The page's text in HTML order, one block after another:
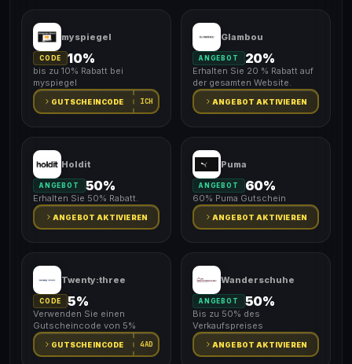
myspiegel
CODE 10%
bis zu 10% Rabatt bei
myspiegel
GUTSCHEINCODE ICH
Glambou
ANGEBOT 20%
Erhalten Sie 20 % Rabatt auf
der gesamten Website.
ANGEBOT AKTIVIEREN
Holdit
ANGEBOT 50%
Erhalten Sie 50% Rabatt.
ANGEBOT AKTIVIEREN
Puma
ANGEBOT 60%
60% Puma Gutschein
ANGEBOT AKTIVIEREN
Twenty:three
CODE 5%
Verwenden Sie einen
Gutscheincode von 5%
GUTSCHEINCODE 4AD
Wanderschuhe
ANGEBOT 50%
Bis zu 50% des
Verkaufspreises
ANGEBOT AKTIVIEREN